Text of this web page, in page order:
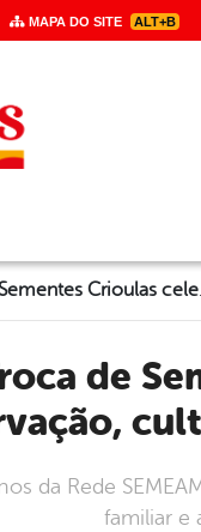
MAPA DO SITE ALT+B
10ª Feira de
da Rede
familiar e